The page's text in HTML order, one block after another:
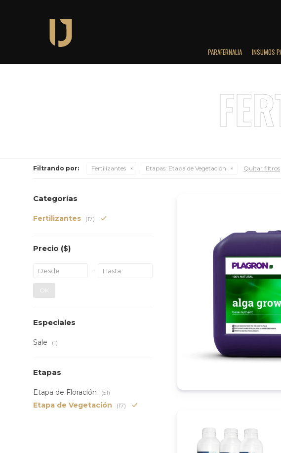
PARAFERNALIA INSUMOS
Filtrando por: Fertilizantes Etapas: Etapa de Vegetación Quitar filtros
Categorías
Fertilizantes (17)
Precio ($)
OK
Especiales
Sale (1)
Etapas
Etapa de Floración (51)
Etapa de Vegetación (17)